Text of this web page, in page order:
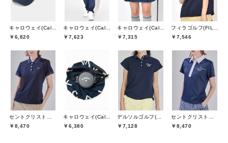
￥6,820
￥7,623
￥7,315
￥7,546
￥8,470
￥6,380
￥7,128
￥8,470